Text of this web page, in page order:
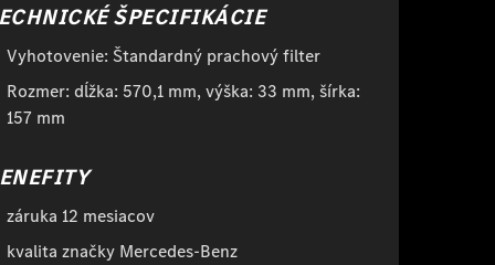
ŠPECIFIKÁCIE
Vyhotovenie: Štandardný prachový filter
Rozmer: dĺžka: 570,1 mm, výška: 33 mm, šírka:
157 mm
záruka 12 mesiacov
kvalita značky Mercedes-Benz